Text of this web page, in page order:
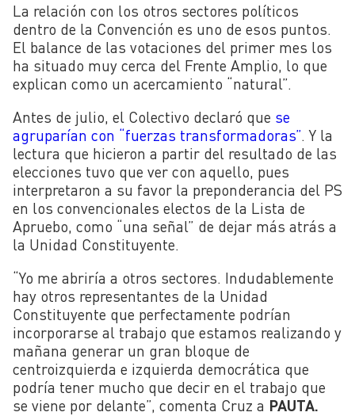
La relación con los otros sectores políticos
dentro de la Convención es uno de esos puntos.
El balance de las votaciones del primer mes los
ha situado muy cerca del Frente Amplio, lo que
explican como un acercamiento “natural”.
Antes de julio, el Colectivo declaró que se
agruparían con “fuerzas transformadoras”. Y la
lectura que hicieron a partir del resultado de las
elecciones tuvo que ver con aquello, pues
interpretaron a su favor la preponderancia del PS
en los convencionales electos de la Lista de
Apruebo, como “una señal” de dejar más atrás a
la Unidad Constituyente.
“Yo me abriría a otros sectores. Indudablemente
hay otros representantes de la Unidad
Constituyente que perfectamente podrían
incorporarse al trabajo que estamos realizando y
mañana generar un gran bloque de
centroizquierda e izquierda democrática que
podría tener mucho que decir en el trabajo que
se viene por delante”, comenta Cruz a PAUTA.